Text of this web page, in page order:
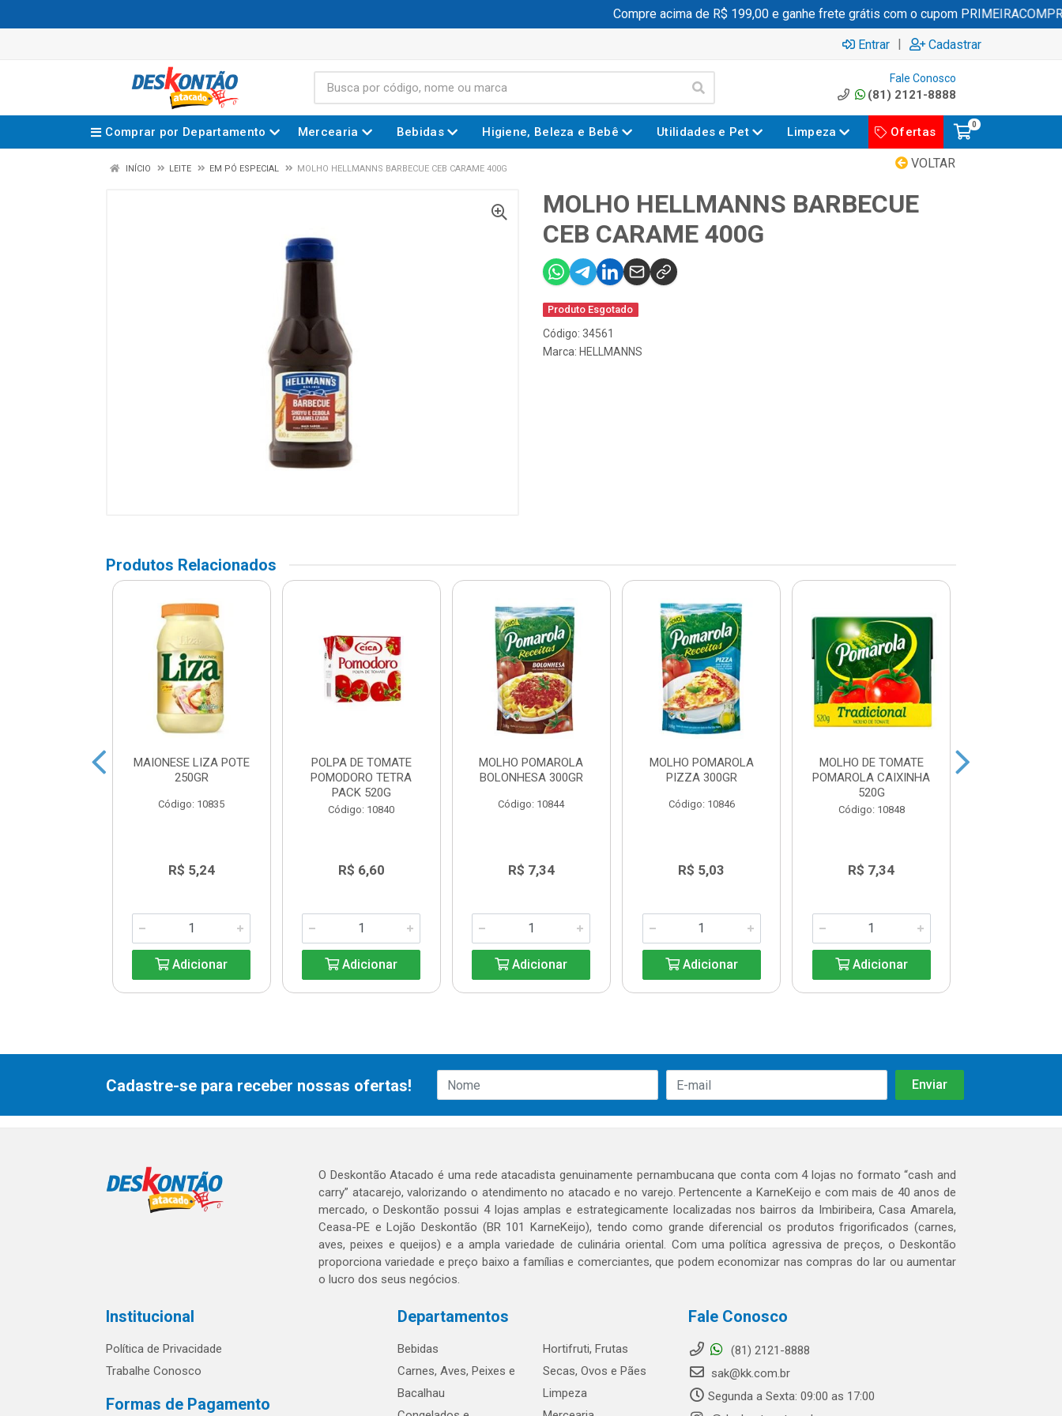
Compre acima de R$ 199,00 e ganhe frete grátis com o cupom PRIMEIRACOMPRA
Entrar | Cadastrar
Fale Conosco
(81) 2121-8888
Comprar por Departamento Mercearia Bebidas Higiene, Beleza e Bebê Utilidades e Pet Limpeza Ofertas
0
VOLTAR
INÍCIO LEITE EM PÓ ESPECIAL MOLHO HELLMANNS BARBECUE CEB CARAME 400G
MOLHO HELLMANNS BARBECUE
CEB CARAME 400G
Produto Esgotado
Código: 34561
Marca: HELLMANNS
Produtos Relacionados
MAIONESE LIZA POTE
250GR
Código: 10835
R$ 5,24
Adicionar
POLPA DE TOMATE
POMODORO TETRA
PACK 520G
Código: 10840
R$ 6,60
Adicionar
MOLHO POMAROLA
BOLONHESA 300GR
Código: 10844
R$ 7,34
Adicionar
MOLHO POMAROLA
PIZZA 300GR
Código: 10846
R$ 5,03
Adicionar
MOLHO DE TOMATE
POMAROLA CAIXINHA
520G
Código: 10848
R$ 7,34
Adicionar
Cadastre-se para receber nossas ofertas!
O Deskontão Atacado é uma rede atacadista genuinamente pernambucana que conta com 4 lojas no formato “cash and
carry” atacarejo, valorizando o atendimento no atacado e no varejo. Pertencente a KarneKeijo e com mais de 40 anos de
mercado, o Deskontão possui 4 lojas amplas e estrategicamente localizadas nos bairros da Imbiribeira, Casa Amarela,
Ceasa-PE e Lojão Deskontão (BR 101 KarneKeijo), tendo como grande diferencial os produtos frigorificados (carnes,
aves, peixes e queijos) e a ampla variedade de culinária oriental. Com uma política agressiva de preços, o Deskontão
proporciona variedade e preço baixo a famílias e comerciantes, que podem economizar nas compras do lar ou aumentar
o lucro dos seus negócios.
Institucional
Política de Privacidade
Trabalhe Conosco
Formas de Pagamento
Departamentos
Bebidas
Carnes, Aves, Peixes e
Bacalhau
Hortifruti, Frutas
Secas, Ovos e Pães
Limpeza
Fale Conosco
(81) 2121-8888
sak@kk.com.br
Segunda a Sexta: 09:00 as 17:00